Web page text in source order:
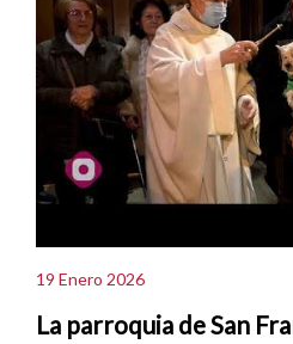
19 Enero 2026
La parroquia de San